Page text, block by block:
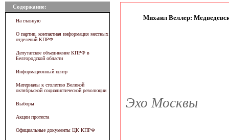
Содержание:
На главную
О партии, контактная информация местных
отделений КПРФ
Депутатское объединение КПРФ в
Белгородской области
Информационный центр
Материалы к столетию Великой
октябрьской социалистической революции
Выборы
Акции протеста
Официальные документы ЦК КПРФ
Михаил Веллер:
Эхо Москвы